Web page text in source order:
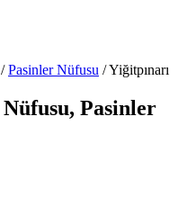
/ PasinlerNüfusu /Yiğitpınarı
Pasinler